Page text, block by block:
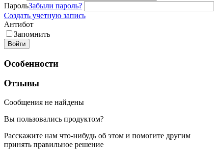
ПарольЗабыли пароль?
Создать учетную запись
Антибот
Запомнить
Войти
Особенности
Отзывы
Сообщения не найдены
Вы пользовались продуктом?
Расскажите нам что-нибудь об этом и помогите другим
принять правильное решение